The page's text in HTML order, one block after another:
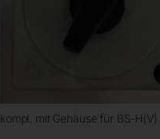
kompl. mit Gehäuse für BS-H(V)